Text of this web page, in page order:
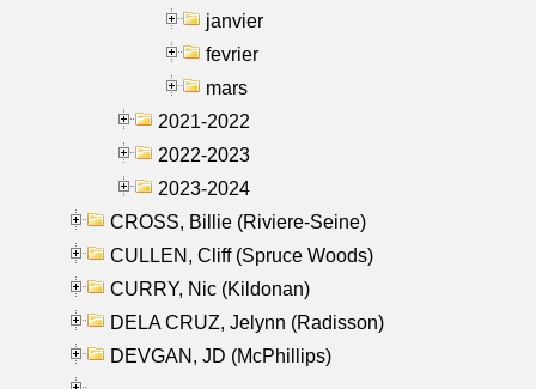
janvier
fevrier
mars
2021-2022
2022-2023
2023-2024
CROSS, Billie (Riviere-Seine)
CULLEN, Cliff (Spruce Woods)
CURRY, Nic (Kildonan)
DELA CRUZ, Jelynn (Radisson)
DEVGAN, JD (McPhillips)